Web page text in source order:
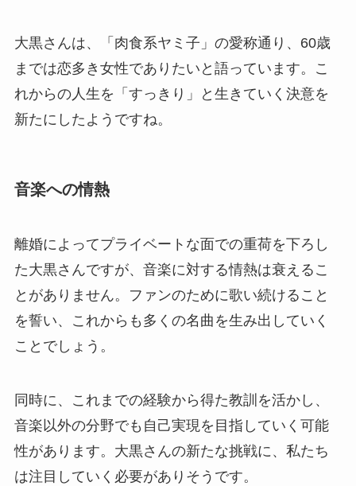
大黒さんは、「肉食系ヤミ子」の愛称通り、60歳
までは恋多き女性でありたいと語っています。こ
れからの人生を「すっきり」と生きていく決意を
新たにしたようですね。
音楽への情熱
離婚によってプライベートな面での重荷を下ろし
た大黒さんですが、音楽に対する情熱は衰えるこ
とがありません。ファンのために歌い続けること
を誓い、これからも多くの名曲を生み出していく
ことでしょう。
同時に、これまでの経験から得た教訓を活かし、
音楽以外の分野でも自己実現を目指していく可能
性があります。大黒さんの新たな挑戦に、私たち
は注目していく必要がありそうです。